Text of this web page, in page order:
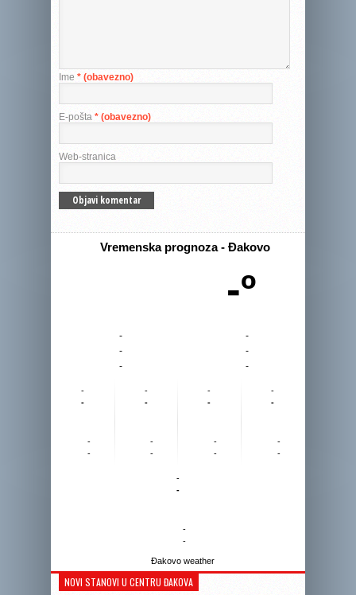
Ime * (obavezno)
E-pošta * (obavezno)
Web-stranica
Vremenska prognoza - Đakovo
-º
-
-
-
-
-
-
-
-
-
-
-
-
-
-
-
-
-
-
-
-
-
-
-
-
-
-
Đakovo weather
NOVI STANOVI U CENTRU ĐAKOVA